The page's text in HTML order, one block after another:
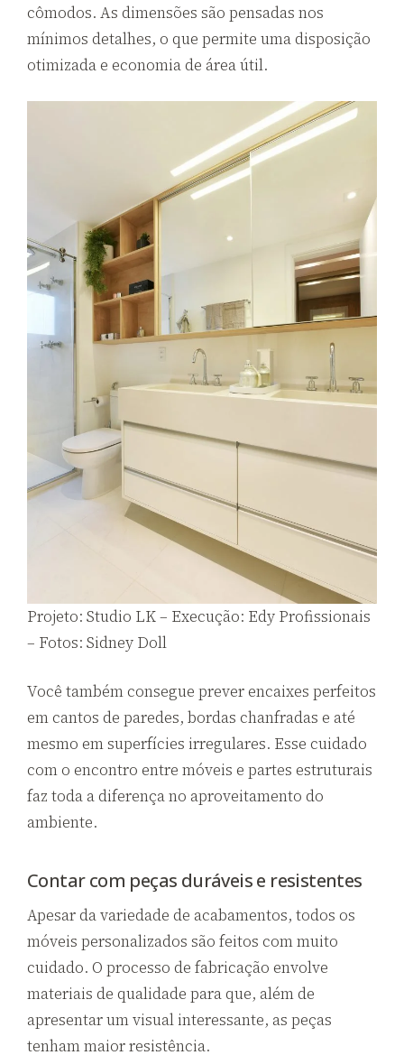
cômodos. As dimensões são pensadas nos
mínimos detalhes, o que permite uma disposição
otimizada e economia de área útil.
Projeto: Studio LK – Execução: Edy Profissionais
– Fotos: Sidney Doll
Você também consegue prever encaixes perfeitos
em cantos de paredes, bordas chanfradas e até
mesmo em superfícies irregulares. Esse cuidado
com o encontro entre móveis e partes estruturais
faz toda a diferença no aproveitamento do
ambiente.
Contar com peças duráveis e resistentes
Apesar da variedade de acabamentos, todos os
móveis personalizados são feitos com muito
cuidado. O processo de fabricação envolve
materiais de qualidade para que, além de
apresentar um visual interessante, as peças
tenham maior resistência.